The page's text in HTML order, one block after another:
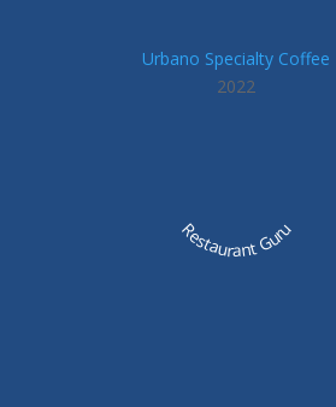
Urbano Specialty Coffee
2022
Restaurant Guru